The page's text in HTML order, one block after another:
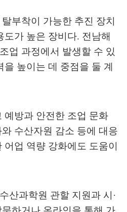
부착이 가능한 추진 장치
도가 높은 장비다. 전남해
업 과정에서 발생할 수 있
을 높이는 데 중점을 둘 계
예방과 안전한 조업 문화
수산자원 감소 등에 대응
어업 역량 강화에도 도움이
산과학원 관할 지원과 시 ·